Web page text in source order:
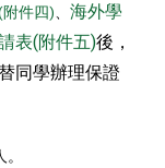
附件四) 、海外學
表(附件五)後，
同學辦理保證